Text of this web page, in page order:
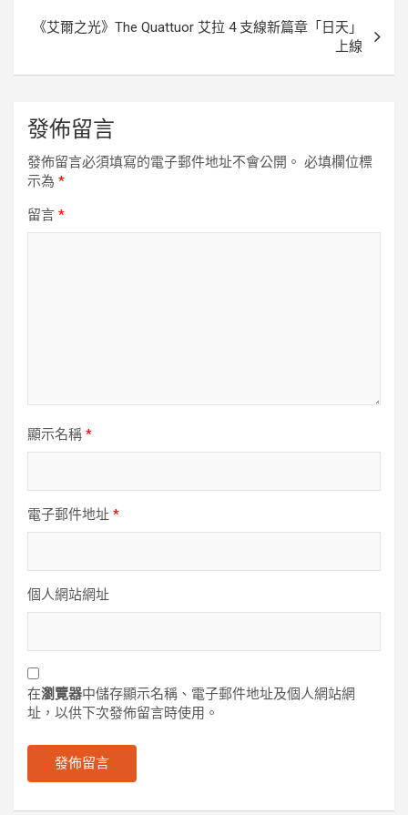
《艾爾之光》The Quattuor 艾拉 4 支線新篇章「日天」
上線
發佈留言
發佈留言必須填寫的電子郵件地址不會公開。 必填欄位標
示為 *
留言 *
顯示名稱 *
電子郵件地址 *
個人網站網址
在瀏覽器中儲存顯示名稱、電子郵件地址及個人網站網
址，以供下次發佈留言時使用。